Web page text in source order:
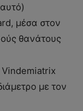
μέσα στον
θανάτους
με τον